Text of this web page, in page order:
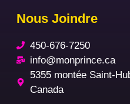
Nous Joindre
450-676-7250
info@monprince.ca
5355 montée Saint-
Canada